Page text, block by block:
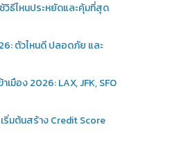
วิธีไหนประหยัดและคุ้มที่สุด
ตัวไหนดี ปลอดภัย และ
เมือง 2026: LAX, JFK, SFO
ริ่มต้นสร้าง Credit Score